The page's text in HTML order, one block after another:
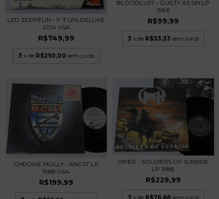
LED ZEPPELIN - 1° 3 LPS DELUXE
2014 USA
R$749,99
3 x de R$250,00 sem juros
BLOODLUST - GUILTY AS SIN LP
1986
R$99,99
3 x de R$33,33 sem juros
CHROME MOLLY - ANGST LP
1988 USA
R$199,99
VIPER - SOLDIERS OF SUNRISE
LP 1988
R$229,99
3 x de R$76,66 sem juros